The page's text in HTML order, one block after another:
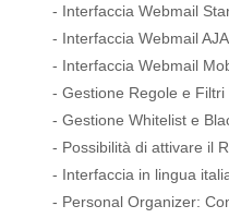
- Interfaccia Webmail
- Interfaccia Webmail
- Interfaccia Webmail
- Gestione Regole e
- Gestione Whitelist e
- Possibilità di attivare il
- Interfaccia in lingua
- Personal Organizer: